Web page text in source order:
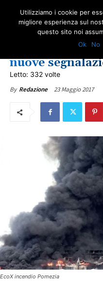
IN PRIMO PIANO
L’EcoX brucia
nuove
Letto: 332 volte
By Redazione 23 Maggio 2017
EcoX incendio Pomezia
Utilizziamo i cookie per
migliore esperienza sul
questo sito noi
Ok
No